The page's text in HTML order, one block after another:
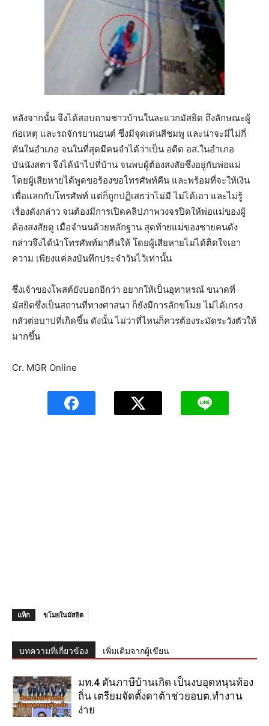
หลังจากนั้น จึงได้สอบถามชาวบ้านในละแวกมัสยิด ถึงลักษณะผู้
ก่อเหตุ และรถจักรยานยนต์ ซึ่งมีจุดเด่นสีชมพู และน่าจะมีไม่กี่
คันในอำเภอ จนในที่สุดมีคนจำได้ว่าเป็น อดีต อส.ในอำเภอ
บันนังสตา จึงได้นำไปที่บ้าน จนพบผู้ต้องสงสัยซึ่งอยู่กับพ่อแม่
โดยผู้เสียหายได้พูดขอร้องขอโทรศัพท์คืน และพร้อมที่จะให้เงิน
เพื่อแลกกับโทรศัพท์ แต่ก็ถูกปฏิเสธว่าไม่มี ไม่ได้เอา และไม่รู้
เรื่องดังกล่าว จนต้องมีการเปิดคลิปภาพวงจรปิดให้พ่อแม่ของผู้
ต้องสงสัยดู เมื่อจำนนด้วยหลักฐาน สุดท้ายแม่ของชายคนดัง
กล่าวจึงได้นำโทรศัพท์มาคืนให้ โดยผู้เสียหายไม่ได้ติดใจเอา
ความ เพียงแค่ลงบันทึกประจำวันไว้เท่านั้น
ซึ่งเจ้าของโพสต์ยังบอกอีกว่า อยากให้เป็นอุทาหรณ์ ขนาดที่
มัสยิดซึ่งเป็นสถานที่ทางศาสนา ก็ยังมีการลักขโมย ไม่ได้เกรง
กลัวต่อบาปที่เกิดขึ้น ดังนั้น ไม่ว่าที่ไหนก็ควรต้องระมัดระวังตัวให้
มากขึ้น
Cr. MGR Online
แท็ก ขโมยในมัสยิด
บทความที่เกี่ยวข้อง เพิ่มเติมจากผู้เขียน
มท.4 ดันภาษีบ้านเกิด เป็นงบอุดหนุนท้อง
ถิ่น เตรียมจัดตั้งดาต้าช่วยอบต.ทำงาน
ง่าย